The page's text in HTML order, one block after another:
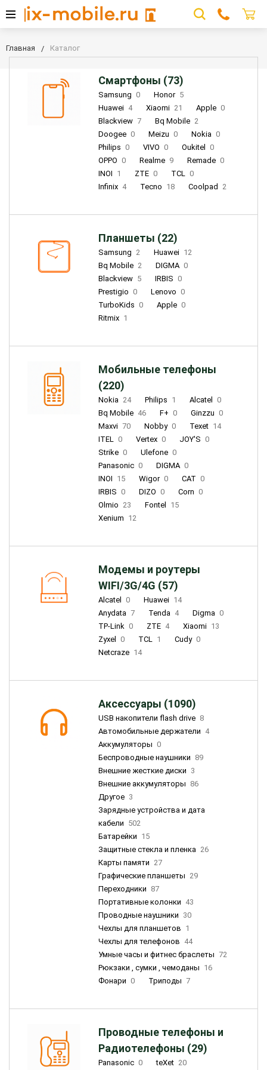
Главная Каталог
Смартфоны (73)
Samsung 0 Honor 5
Huawei 4 Xiaomi 21 Apple 0
Blackview 7 Bq Mobile 2
Doogee 0 Meizu 0 Nokia 0
Philips 0 VIVO 0 Oukitel
0
OPPO 0 Realme 9 Remade 0
INOI 1 ZTE 0 TCL 0
Infinix 4 Tecno 18 Coolpad 2
Планшеты (22)
Samsung 2 Huawei 12
Bq Mobile 2 DIGMA 0
Blackview 5 IRBIS 0
Prestigio 0 Lenovo 0
TurboKids 0 Apple 0
Ritmix 1
Мобильные телефоны
(220)
Nokia 24 Philips 1 Alcatel
0
Bq Mobile 46 F+ 0 Ginzzu 0
Maxvi 70 Nobby 0 Texet 14
ITEL 0 Vertex 0 JOY'S 0
Strike 0 Ulefone 0
Panasonic 0 DIGMA 0
INOI 15 Wigor 0 CAT 0
IRBIS 0 DIZO 0 Corn 0
Olmio 23 Fontel
15
Xenium 12
Модемы и роутеры
WIFI/3G/4G (57)
Alcatel 0 Huawei 14
Anydata 7 Tenda 4 Digma 0
TP-Link 0 ZTE 4 Xiaomi 13
Zyxel
0 TCL 1 Cudy 0
Netcraze 14
Аксессуары (1090)
USB накопители flash drive 8
Автомобильные держатели 4
Аккумуляторы 0
Беспроводные наушники 89
Внешние жесткие диски 3
Внешние аккумуляторы 86
Другое 3
Зарядные устройства и дата
кабели 502
Батарейки 15
Защитные стекла и пленка 26
Карты памяти 27
Графические планшеты 29
Переходники 87
Портативные колонки 43
Проводные наушники 30
Чехлы для планшетов 1
Чехлы для телефонов 44
Умные часы и фитнес браслеты 72
Рюкзаки , сумки , чемоданы 16
Фонари 0 Триподы 7
Проводные телефоны и
Радиотелефоны (29)
Panasonic 0 teXet 20